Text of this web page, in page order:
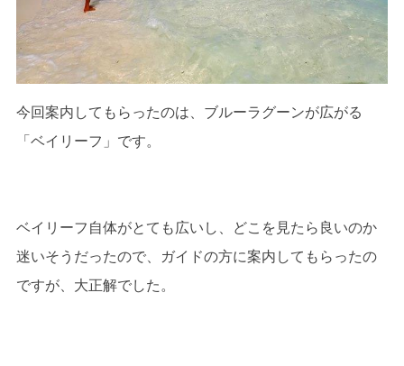
今回案内してもらったのは、ブルーラグーンが広がる
「ベイリーフ」です。
ベイリーフ自体がとても広いし、どこを見たら良いのか
迷いそうだったので、ガイドの方に案内してもらったの
ですが、大正解でした。